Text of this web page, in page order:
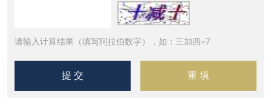
请输入计算结果（填写阿拉伯数字），如：三加四=7